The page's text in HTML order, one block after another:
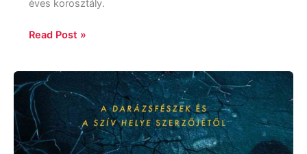
éves korosztály.
Read Post »
Sarah
Crossan:
A
lány,
akinek